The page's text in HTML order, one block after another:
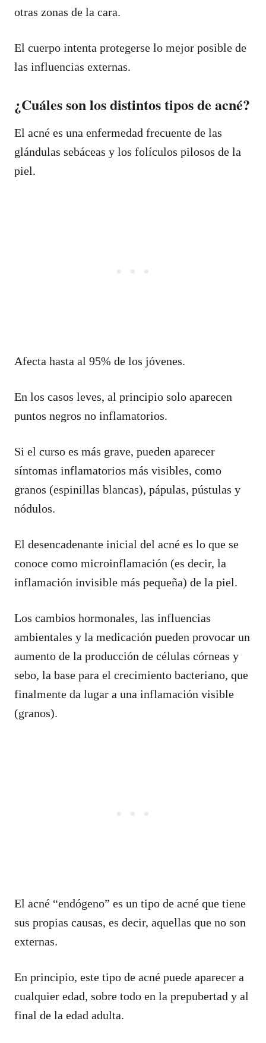
otras zonas de la cara.
El cuerpo intenta protegerse lo mejor posible de
las influencias externas.
¿Cuáles son los distintos tipos de acné?
El acné es una enfermedad frecuente de las
glándulas sebáceas y los folículos pilosos de la
piel.
Afecta hasta al 95% de los jóvenes.
En los casos leves, al principio solo aparecen
puntos negros no inflamatorios.
Si el curso es más grave, pueden aparecer
síntomas inflamatorios más visibles, como
granos (espinillas blancas), pápulas, pústulas y
nódulos.
El desencadenante inicial del acné es lo que se
conoce como microinflamación (es decir, la
inflamación invisible más pequeña) de la piel.
Los cambios hormonales, las influencias
ambientales y la medicación pueden provocar un
aumento de la producción de células córneas y
sebo, la base para el crecimiento bacteriano, que
finalmente da lugar a una inflamación visible
(granos).
El acné “endógeno” es un tipo de acné que tiene
sus propias causas, es decir, aquellas que no son
externas.
En principio, este tipo de acné puede aparecer a
cualquier edad, sobre todo en la prepubertad y al
final de la edad adulta.